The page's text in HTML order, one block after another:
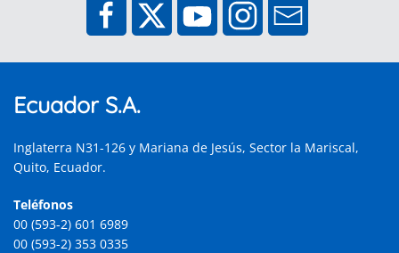
Ecuador S.A.
Inglaterra N31-126 y Mariana de Jesús, Sector la Mariscal,
Quito, Ecuador.
Teléfonos
00 (593-2) 601 6989
00 (593-2) 353 0335